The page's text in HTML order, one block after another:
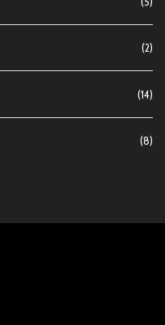
(2)
(14)
(8)